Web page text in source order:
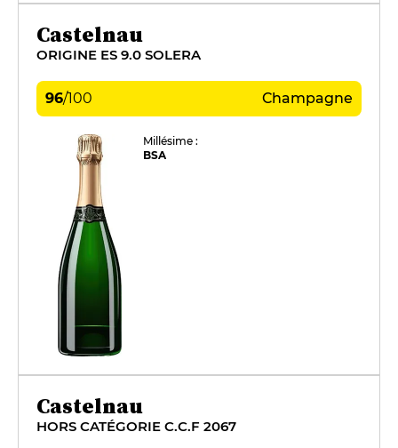
Castelnau
ORIGINE ES 9.0 SOLERA
96/100 Champagne
Millésime :
BSA
Castelnau
HORS CATÉGORIE C.C.F 2067